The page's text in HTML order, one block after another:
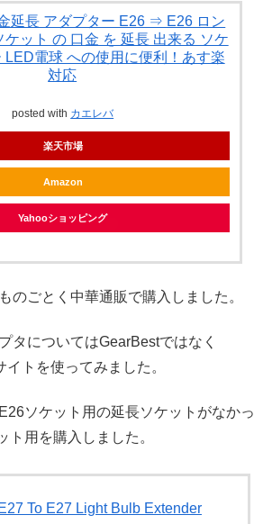
延長 アダプター E26 ⇒ E26 ロン
ケット の 口金 を 延長 出来る ソケ
LED電球 への使用に便利！あす楽
対応
posted with カエレバ
楽天市場
Amazon
Yahooショッピング
のごとく中華通販で購入しました。
タについてはGearBestではなく
イトを使ってみました。
ソケット用の延長ソケットがなかっ
ト用を購入しました。